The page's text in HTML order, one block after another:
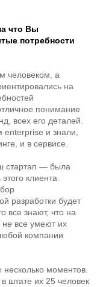
что Вы
потребности
человеком, а
на
понимание
всех его деталей.
и знали,
и в сервисе.
стартап — была
клиента
разработки будет
все знают, что на
не все умеют их
компании
моментов.
штате их 25 человек